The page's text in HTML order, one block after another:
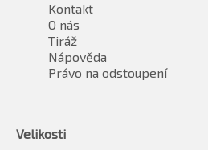
Kontakt
O nás
Tiráž
Nápověda
Právo na odstoupení
Velikosti